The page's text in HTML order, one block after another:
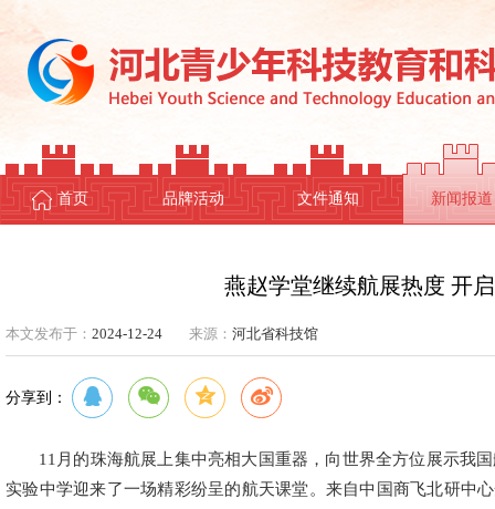
首页 品牌活动 文件通知 新闻报道
燕赵学堂继续航展热度 开
本文发布于： 2024-12-24 来源： 河北省科技馆
分享到：
11月的珠海航展上集中亮相大国重器，向世界全方位展示我
实验中学迎来了一场精彩纷呈的航天课堂。来自中国商飞北研中